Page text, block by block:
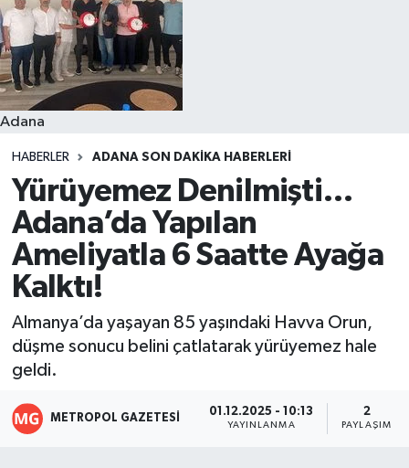
Adana
HABERLER ADANA SON DAKIKA HABERLERI
Yürüyemez Denilmişti…
Adana’da Yapılan
Ameliyatla 6 Saatte Ayağa
Kalktı!
Almanya’da yaşayan 85 yaşındaki Havva Orun,
düşme sonucu belini çatlatarak yürüyemez hale
geldi.
METROPOL GAZETESI 01.12.2025 - 10:13
YAYINLANMA
2
PAYLAŞIM
Resmi İlanlar